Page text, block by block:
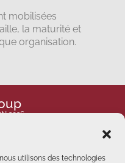
utilisons des technologies
mobilisées
la maturité et
organisation.
2026.